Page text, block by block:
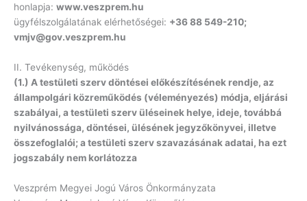
honlapja: www.veszprem.hu
ügyfélszolgálatának elérhetőségei: +36 88 549-210;
vmjv@gov.veszprem.hu
II. Tevékenység, működés
(1.) A testületi szerv döntései előkészítésének rendje, az
állampolgári közreműködés (véleményezés) módja, eljárási
szabályai, a testületi szerv üléseinek helye, ideje, továbbá
nyilvánossága, döntései, ülésének jegyzőkönyvei, illetve
összefoglalói; a testületi szerv szavazásának adatai, ha ezt
jogszabály nem korlátozza
Veszprém Megyei Jogú Város Önkormányzata